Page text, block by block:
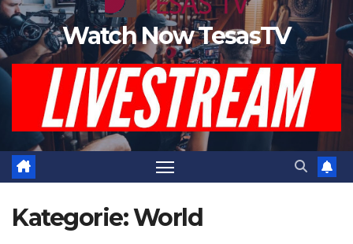
Watch Now TesasTV
Kategorie:World